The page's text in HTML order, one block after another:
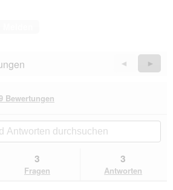
Zurück
Reviews
◄
Weiter
►
Bewertungen
Aktion
navigierst
du
Bewertungen.
3
Fragen
3
Antworten